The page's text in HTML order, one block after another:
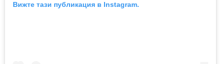
Вижте тази публикация в Instagram.